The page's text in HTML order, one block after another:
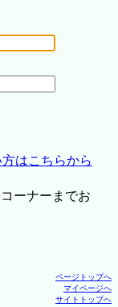
はこちらから
ーナーまでお
ページトップへ
マイページへ
サイトトップへ